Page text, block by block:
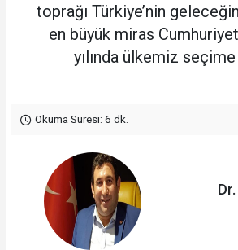
toprağı Türkiye’nin
en büyük miras
yılında ülkemiz
Okuma Süresi: 6 dk.